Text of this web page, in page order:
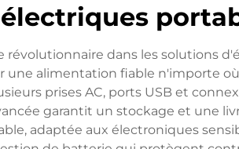
dans les solutions
alimentation fiable n'importe
prises AC, ports USB et
garantit un stockage et une
adaptée aux électroniques